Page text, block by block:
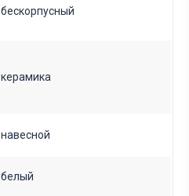
бескорпусный
керамика
навесной
белый